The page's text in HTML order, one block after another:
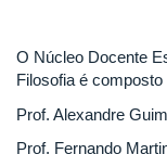
O Núcleo Docente
Filosofia é
Prof. Alexandre
Prof. Fernando